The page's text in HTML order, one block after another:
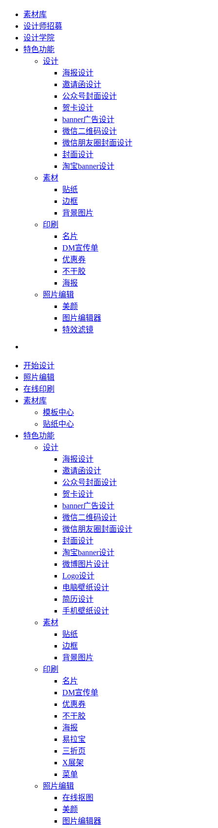
素材库
设计师招募
设计学院
特色功能
设计
海报设计
邀请函设计
公众号封面设计
贺卡设计
banner广告设计
微信二维码设计
微信朋友圈封面设计
封面设计
淘宝banner设计
素材
贴纸
边框
背景图片
印刷
名片
DM宣传单
优惠券
不干胶
海报
照片编辑
美颜
图片编辑器
特效滤镜
开始设计
照片编辑
在线印刷
素材库
模板中心
贴纸中心
特色功能
设计
海报设计
邀请函设计
公众号封面设计
贺卡设计
banner广告设计
微信二维码设计
微信朋友圈封面设计
封面设计
淘宝banner设计
微博图片设计
Logo设计
电脑壁纸设计
简历设计
手机壁纸设计
素材
贴纸
边框
背景图片
印刷
名片
DM宣传单
优惠券
不干胶
海报
易拉宝
三折页
X展架
菜单
照片编辑
在线抠图
美颜
图片编辑器